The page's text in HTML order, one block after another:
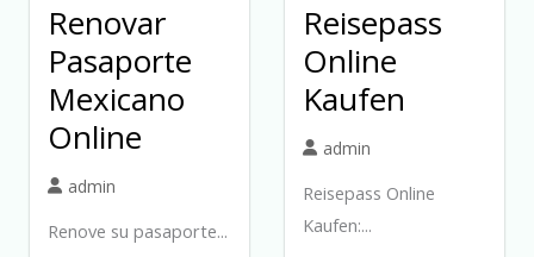
Renovar
Pasaporte
Mexicano
Online
admin
Renove su pasaporte...
Reisepass
Online
Kaufen
admin
Reisepass Online
Kaufen:...